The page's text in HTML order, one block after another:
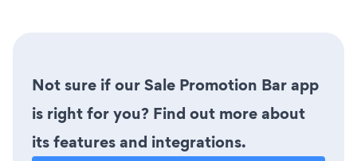
Not sure if our Sale Promotion Bar app
is right for you? Find out more about
its features and integrations.